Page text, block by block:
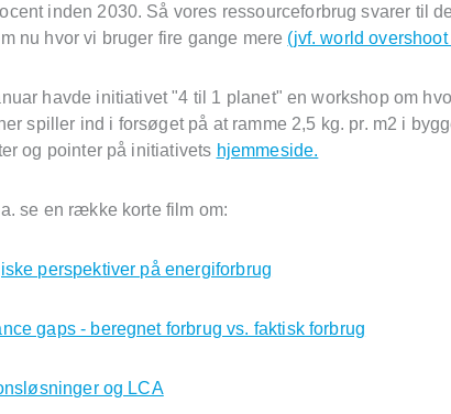
inden 2030. Så vores ressourceforbrug svarer til
nu hvor vi bruger fire gange mere (jvf. world overshoot
havde initiativet "4 til 1 planet" en workshop om
spiller ind i forsøget på at ramme 2,5 kg. pr. m2 i
og pointer på initiativets hjemmeside.
se en række korte film om:
perspektiver på energiforbrug
gaps - beregnet forbrug vs. faktisk forbrug
og LCA